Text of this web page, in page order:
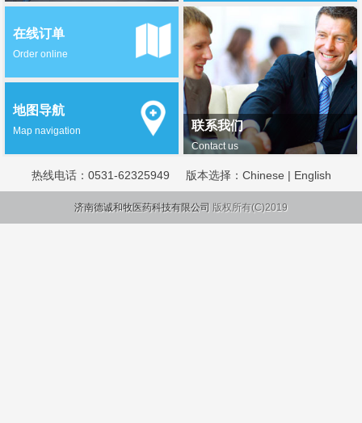
联系我们
Contact us
在线订单
Order online
地图导航
Map navigation
热线电话： 0531-62325949 版本选择： Chinese | English
济南德诚和牧医药科技有限公司 版权所有(C)2019